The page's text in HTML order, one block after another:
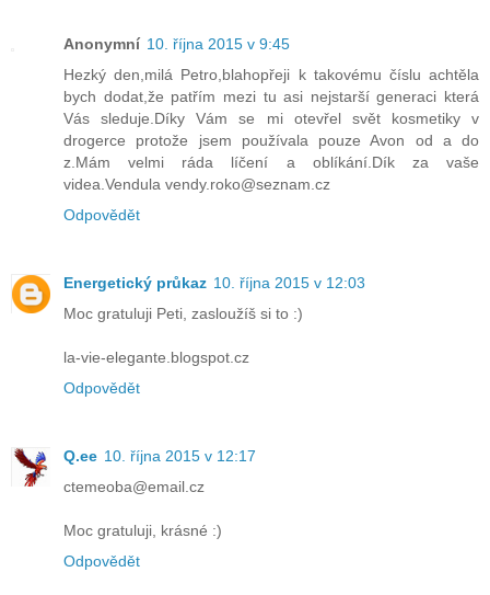
Anonymní 10. října 2015 v 9:45
Hezký den,milá Petro,blahopřeji k takovému číslu achtěla
bych dodat,že patřím mezi tu asi nejstarší generaci která
Vás sleduje.Díky Vám se mi otevřel svět kosmetiky v
drogerce protože jsem používala pouze Avon od a do
z.Mám velmi ráda líčení a oblíkání.Dík za vaše
videa.Vendula vendy.roko@seznam.cz
Odpovědět
Energetický průkaz 10. října 2015 v 12:03
Moc gratuluji Peti, zasloužíš si to :)
la-vie-elegante.blogspot.cz
Odpovědět
Q.ee 10. října 2015 v 12:17
ctemeoba@email.cz
Moc gratuluji, krásné :)
Odpovědět